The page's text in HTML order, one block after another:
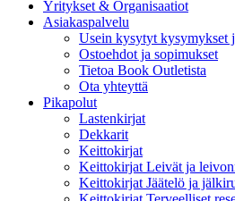
Yritykset & Organisaatiot
Asiakaspalvelu
Usein kysytyt kysymykset
Ostoehdot ja sopimukset
Tietoa Book Outletista
Ota yhteyttä
Pikapolut
Lastenkirjat
Dekkarit
Keittokirjat
Keittokirjat Leivät ja
Keittokirjat Jäätelö ja